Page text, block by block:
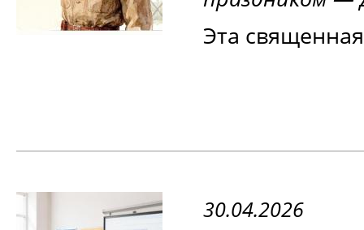
Эта
30.04.2026